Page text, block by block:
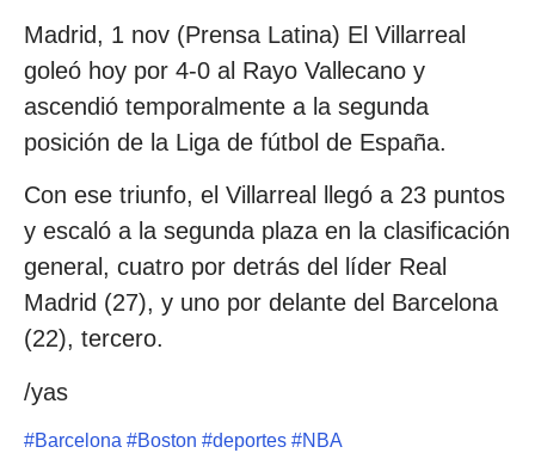
Madrid, 1 nov (Prensa Latina) El Villarreal
goleó hoy por 4-0 al Rayo Vallecano y
ascendió temporalmente a la segunda
posición de la Liga de fútbol de España.
Con ese triunfo, el Villarreal llegó a 23 puntos
y escaló a la segunda plaza en la clasificación
general, cuatro por detrás del líder Real
Madrid (27), y uno por delante del Barcelona
(22), tercero.
/yas
#Barcelona #Boston #deportes #NBA